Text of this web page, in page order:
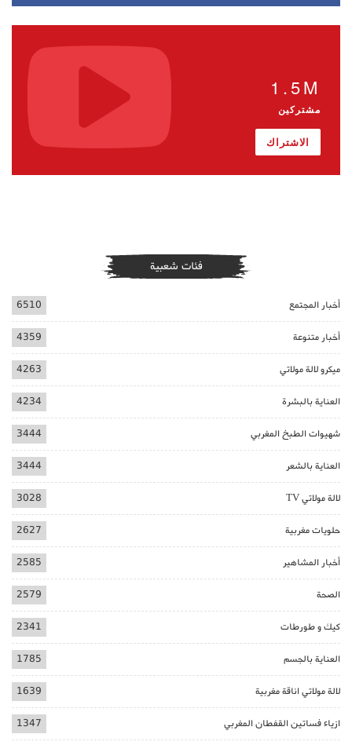
1.5M
مشتركين
الاشتراك
فئات شعبية
أخبار المجتمع 6510
أخبار متنوعة 4359
ميكرو لالة مولاتي 4263
العناية بالبشرة 4234
شهيوات الطبخ المغربي 3444
العناية بالشعر 3444
لالة مولاتي TV 3028
حلويات مغربية 2627
أخبار المشاهير 2585
الصحة 2579
كيك و طورطات 2341
العناية بالجسم 1785
لالة مولاتي اناقة مغربية 1639
ازياء فساتين القفطان المغربي 1347